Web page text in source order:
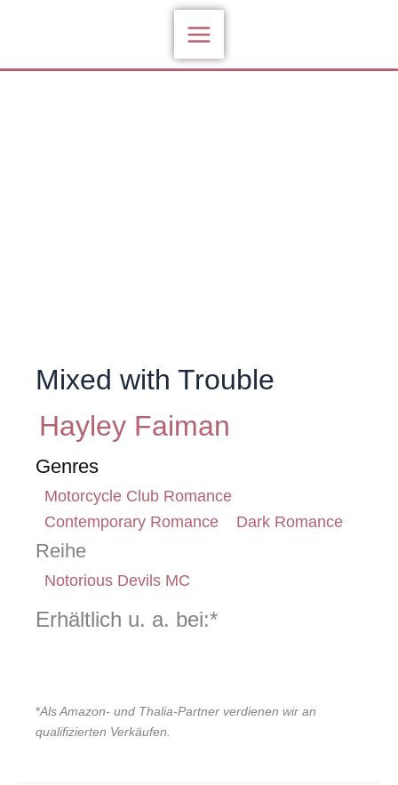
Mixed with Trouble
Hayley Faiman
Genres
Motorcycle Club Romance
Contemporary Romance
Dark Romance
Reihe
Notorious Devils MC
Erhältlich u. a. bei:*
*Als Amazon- und Thalia-Partner verdienen wir an
qualifizierten Verkäufen.